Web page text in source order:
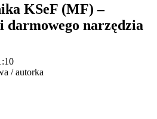
KSeF (MF) –
darmowego narzędzia
/ autorka